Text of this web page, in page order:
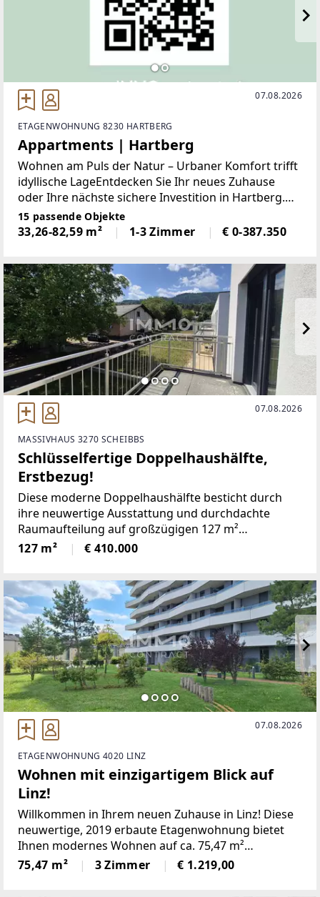
07.08.2026
ETAGENWOHNUNG 8230 HARTBERG
Appartments | Hartberg
Wohnen am Puls der Natur – Urbaner Komfort trifft
idyllische LageEntdecken Sie Ihr neues Zuhause
oder Ihre nächste sichere Investition in Hartberg.
Dieses exklusive Neubauprojekt vereint das Beste
aus zwei Welten: die unmittelbare Nähe zum
15 passende Objekte
33,26-82,59 m² 1-3 Zimmer € 0-387.350
07.08.2026
MASSIVHAUS 3270 SCHEIBBS
Schlüsselfertige Doppelhaushälfte,
Erstbezug!
Diese moderne Doppelhaushälfte besticht durch
ihre neuwertige Ausstattung und durchdachte
Raumaufteilung auf großzügigen 127 m²
Wohnfläche.Das Liegenschaft verfügt über 4 helle
Zimmer, die vielseitig nutzbar sind – perfekt für
127 m² € 410.000
07.08.2026
ETAGENWOHNUNG 4020 LINZ
Wohnen mit einzigartigem Blick auf
Linz!
Willkommen in Ihrem neuen Zuhause in Linz! Diese
neuwertige, 2019 erbaute Etagenwohnung bietet
Ihnen modernes Wohnen auf ca. 75,47 m²
Wohnfläche und insgesamt ca. 89,35 m² Nutzfläche.
Die Immobilie befindet sich im 8. Geschoss der
75,47 m² 3 Zimmer € 1.219,00